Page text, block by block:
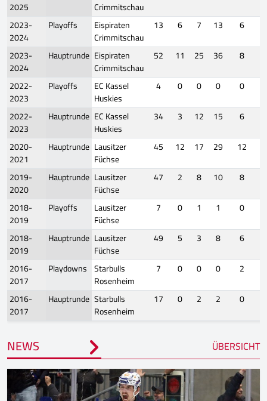
2025
Crimmitschau
2023-
2024
Playoffs
Eispiraten
Crimmitschau
13 6 7 13 6
2023-
2024
Hauptrunde Eispiraten
Crimmitschau
52 11 25 36 8
2022-
2023
Playoffs
EC Kassel
Huskies
4 0 0 0
0
2022-
2023
Hauptrunde EC Kassel
Huskies
34 3 12 15 6
2020-
2021
Hauptrunde Lausitzer
Füchse
45 12 17 29 12
2019-
2020
Hauptrunde Lausitzer
Füchse
47 2 8 10 8
2018-
2019
Playoffs
Lausitzer
Füchse
7 0 1 1 0
2018-
2019
Hauptrunde Lausitzer
Füchse
49 5 3 8 6
2016-
2017
Playdowns Starbulls
Rosenheim
7 0 0 0 2
2016-
2017
Hauptrunde Starbulls
Rosenheim
17 0 2 2 0
NEWS ÜBERSICHT